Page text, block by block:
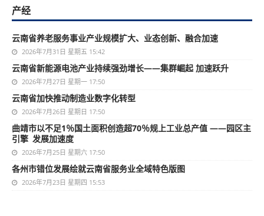
产经
云南省养老服务事业产业规模扩大、业态创新、融合加速
2026年7月31日 星期五 15:42
云南省新能源电池产业持续强劲增长——集群崛起 加速跃升
2026年7月27日 星期一 17:50
云南省加快推动制造业数字化转型
2026年7月26日 星期日 17:50
曲靖市以不足1％国土面积创造超70％规上工业总产值 ——园区主
引擎 发展加速度
2026年7月25日 星期六 17:50
各州市错位发展绘就云南省服务业全域特色版图
2026年7月23日 星期四 15:53